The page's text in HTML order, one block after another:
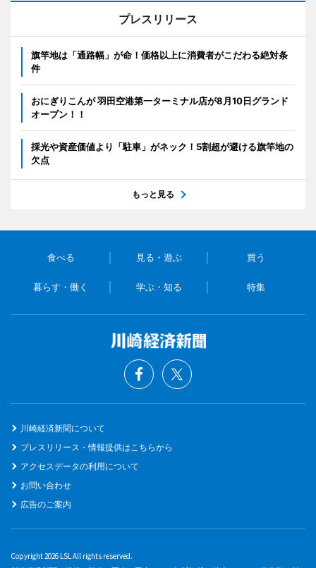
プレスリリース
旗竿地は「通路幅」が命！価格以上に消費者がこだわる絶対条
件
おにぎりこんが 羽田空港第一ターミナル店が8月10日グランド
オープン！！
採光や資産価値より「駐車」がネック！5割超が避ける旗竿地の
欠点
もっと見る
食べる 見る・遊ぶ 買う
暮らす・働く 学ぶ・知る 特集
川崎経済新聞について
プレスリリース・情報提供はこちらから
アクセスデータの利用について
お問い合わせ
広告のご案内
Copyright 2026 LSL All rights reserved.